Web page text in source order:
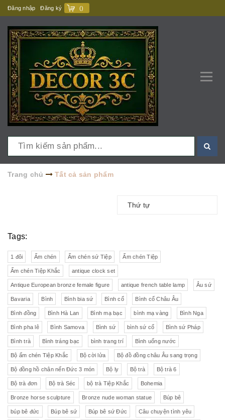
Đăng nhập Đăng ký ()
Trang chủ Tất cả sản phẩm
Thứ tự
Tags:
1 đôi Ấm chén Ấm chén sứ Tiệp Ấm chén Tiệp
Ấm chén Tiệp Khắc antique clock set
Antique European bronze female figure antique french table lamp Âu sứ
Bavaria Bình Bình bia sứ Bình cổ Bình cổ Châu Âu
Bình đồng Bình Hà Lan Bình mạ bạc bình mạ vàng Bình Nga
Bình pha lê Bình Samova Bình sứ bình sứ cổ Bình sứ Pháp
Bình trà Bình tráng bạc bình trang trí Bình uống nước
Bộ ấm chén Tiệp Khắc Bộ cời lửa Bộ đồ đồng châu Âu sang trọng
Bộ đồng hồ chân nến Đức 3 món Bộ ly Bộ trà Bộ trà 6
Bộ trà đơn Bộ trà Séc bộ trà Tiệp Khắc Bohemia
Bronze horse sculpture Bronze nude woman statue Búp bê
búp bê đức Búp bê sứ Búp bê sứ Đức Câu chuyện tình yêu